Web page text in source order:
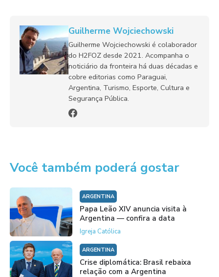
Guilherme Wojciechowski
Guilherme Wojciechowski é colaborador
do H2FOZ desde 2021. Acompanha o
noticiário da fronteira há duas décadas e
cobre editorias como Paraguai,
Argentina, Turismo, Esporte, Cultura e
Segurança Pública.
Você também poderá gostar
ARGENTINA
Papa Leão XIV anuncia visita à
Argentina — confira a data
Igreja Católica
ARGENTINA
Crise diplomática: Brasil rebaixa
relação com a Argentina